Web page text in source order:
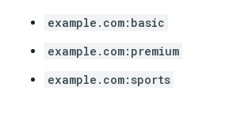
example.com:basic
example.com:premium
example.com:sports